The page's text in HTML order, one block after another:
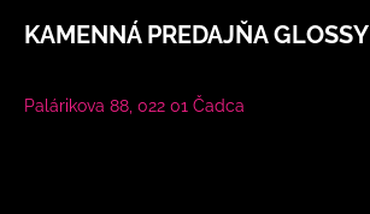
KAMENNÁ PREDAJŇA GLOSSY
Palárikova 88, 022 01 Čadca